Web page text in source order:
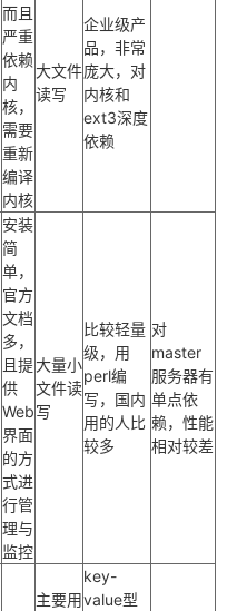
而且
严重
依赖
内
核，
需要
重新
编译
内核
大文件
读写
企业级产
品，非常
庞大，对
内核和
ext3深度
依赖
安装
简
单，
官方
文档
多，
且提
供
Web
界面
的方
式进
行管
理与
监控
大量小
文件读
写
比较轻量
级，用
perl编
写，国内
用的人比
较多
对
master
服务器有
单点依
赖，性能
相对较差
主要用
key-
value型